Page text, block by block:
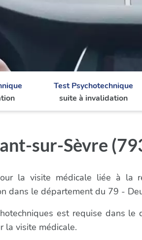
Test Psychotechnique
suite à invalidation
sur-Sèvre
la visite médicale liée à la
dans le département du 79 -
est requise dans
la visite médicale.